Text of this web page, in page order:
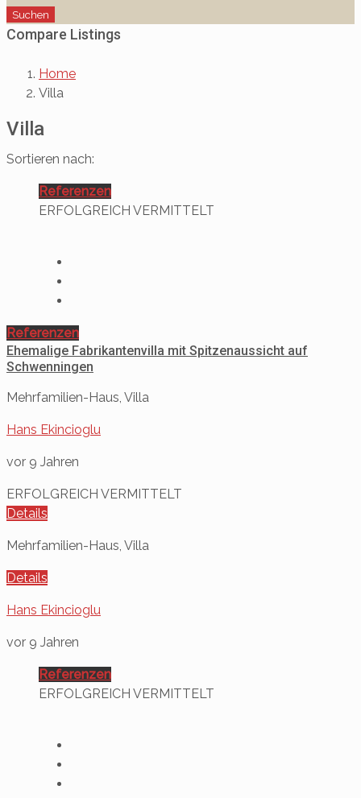
Suchen
Compare Listings
Home
Villa
Villa
Sortieren nach:
Referenzen
ERFOLGREICH VERMITTELT
Referenzen
Ehemalige Fabrikantenvilla mit Spitzenaussicht auf
Schwenningen
Mehrfamilien-Haus, Villa
Hans Ekincioglu
vor 9 Jahren
ERFOLGREICH VERMITTELT
Details
Mehrfamilien-Haus, Villa
Details
Hans Ekincioglu
vor 9 Jahren
Referenzen
ERFOLGREICH VERMITTELT